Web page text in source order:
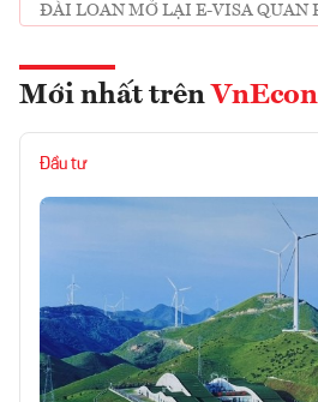
ĐÀI LOAN MỞ LẠI E-VISA QUAN
Mới nhất trên
Đầu tư